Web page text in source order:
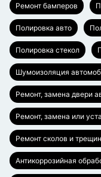
Ремонт бамперов
Полировка авто
Полировка стекол
Шумоизоляция
Ремонт, замена двери
Ремонт, замена или
Ремонт сколов и
Антикоррозийная